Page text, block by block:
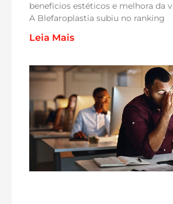
benefícios estéticos e melhora da
A Blefaroplastia subiu no ranking
Leia Mais